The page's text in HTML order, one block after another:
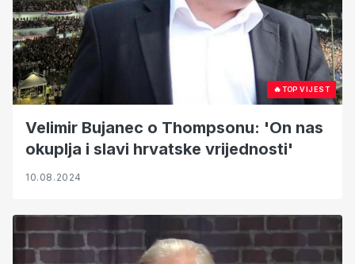
🔥TOP VIJEST
Velimir Bujanec o Thompsonu: 'On nas
okuplja i slavi hrvatske vrijednosti'
10.08.2024